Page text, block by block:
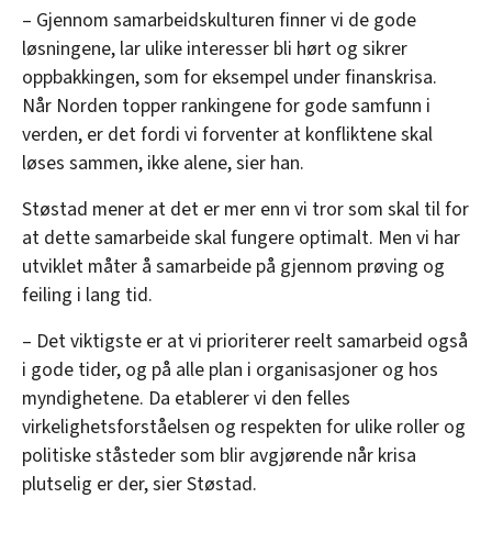
– Gjennom samarbeidskulturen finner vi de gode
løsningene, lar ulike interesser bli hørt og sikrer
oppbakkingen, som for eksempel under finanskrisa.
Når Norden topper rankingene for gode samfunn i
verden, er det fordi vi forventer at konfliktene skal
løses sammen, ikke alene, sier han.
Støstad mener at det er mer enn vi tror som skal til for
at dette samarbeide skal fungere optimalt. Men vi har
utviklet måter å samarbeide på gjennom prøving og
feiling i lang tid.
– Det viktigste er at vi prioriterer reelt samarbeid også
i gode tider, og på alle plan i organisasjoner og hos
myndighetene. Da etablerer vi den felles
virkelighetsforståelsen og respekten for ulike roller og
politiske ståsteder som blir avgjørende når krisa
plutselig er der, sier Støstad.